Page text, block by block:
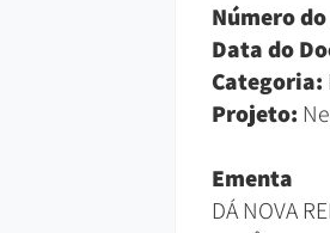
Número
Data do
Categoria:
Projeto:
Ementa
DÁ NOVA